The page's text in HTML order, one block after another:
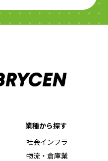
業種から探す
社会インフラ
物流・倉庫業